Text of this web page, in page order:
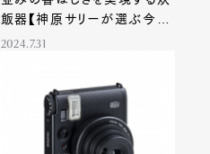
飯器【神原サリーが選ぶ今月
の家電】
2024.7.31